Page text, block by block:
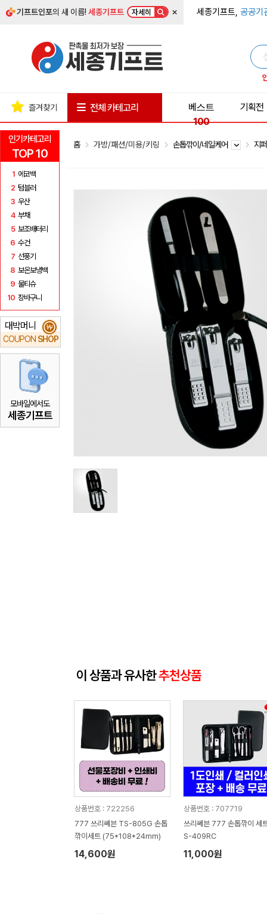
기프트인포의 새 이름!세종기프트 자세히 × 세종기프트, 공공기
인기카테고리
TOP 10
1 에코백
2 텀블러
3 우산
4 부채
5 보조배터리
6 수건
7 선풍기
8 보온보냉백
9 물티슈
10 장바구니
대박머니
COUPON SHOP
₩
모바일에서도
세종기프트
즐겨찾기 전체 카테고리
베스트
100
기획전
홈 가방/패션/미용/키링 손톱깎이/네일케어 지
이 상품과 유사한추천상품
상품번호 : 722256
777 쓰리쎄븐 TS-805G 손톱
깎이세트 (75*108*24mm)
14,600원
상품번호 : 707719
쓰리쎄븐 777 손톱깎이 세
S-409RC
11,000원